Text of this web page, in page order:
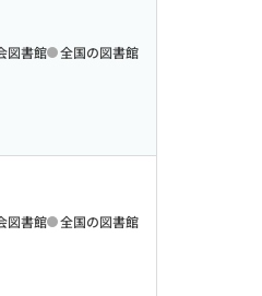
図書館 全国の図書館
図書館 全国の図書館